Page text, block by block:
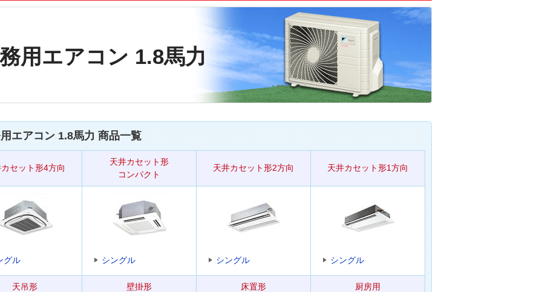
用エアコン 1.8馬力
エアコン 1.8馬力 商品一覧
セット形4方向
天井カセット形
コンパクト
天井カセット形2方向 天井カセット形1方向
グル シングル シングル シングル
天吊形 壁掛形 床置形 厨房用